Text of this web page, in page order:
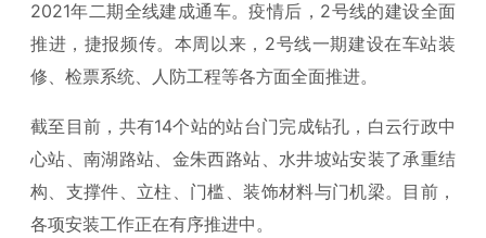
2021年二期全线建成通车。疫情后，2号线的建设全面
推进，捷报频传。本周以来，2号线一期建设在车站装
修、检票系统、人防工程等各方面全面推进。
截至目前，共有14个站的站台门完成钻孔，白云行政中
心站、南湖路站、金朱西路站、水井坡站安装了承重结
构、支撑件、立柱、门槛、装饰材料与门机梁。目前，
各项安装工作正在有序推进中。